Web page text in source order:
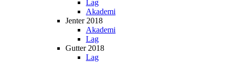
Lag
Akademi
Jenter 2018
Akademi
Lag
Gutter 2018
Lag